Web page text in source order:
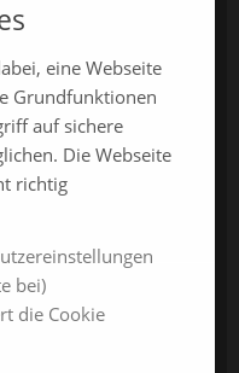
eine Webseite
Grundfunktionen
auf sichere
Die Webseite
richtig
bei)
die Cookie